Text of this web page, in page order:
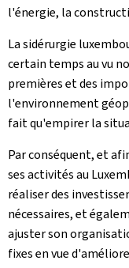
l'énergie, la
La sidérurgie
certain temps au vu
premières et des
l'environnement
fait qu'empirer la
Par conséquent, et
ses activités au
réaliser des
nécessaires, et
ajuster son
fixes en vue